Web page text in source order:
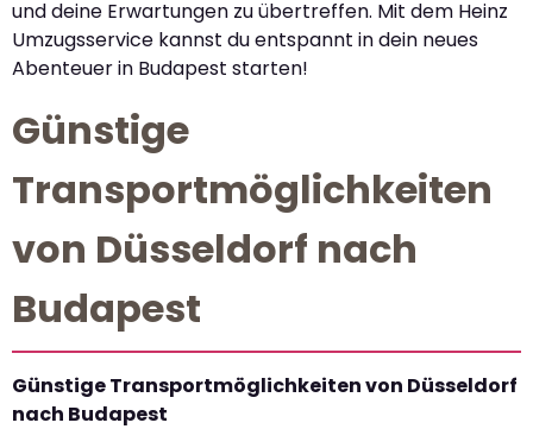
und deine Erwartungen zu übertreffen. Mit dem Heinz
Umzugsservice kannst du entspannt in dein neues
Abenteuer in Budapest starten!
Günstige
Transportmöglichkeiten
von Düsseldorf nach
Budapest
Günstige Transportmöglichkeiten von Düsseldorf
nach Budapest